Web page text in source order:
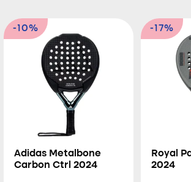
-10%
Adidas Metalbone
Carbon Ctrl 2024
-17%
Royal
2024